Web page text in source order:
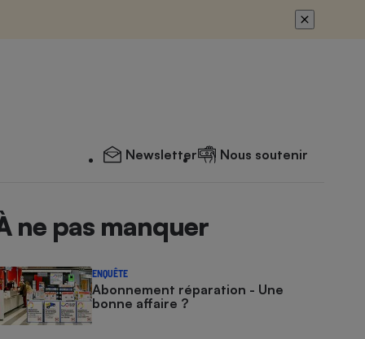
Newsletter Nous soutenir
ne pas manquer
ENQUÊTE
Abonnement réparation - Une
bonne affaire ?